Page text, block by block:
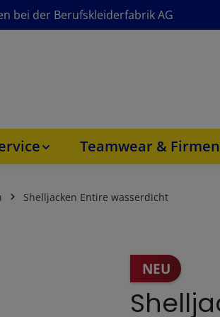
bei der Berufskleiderfabrik AG
Teamwear &
Shelljacken Entire wasserdicht
NEU